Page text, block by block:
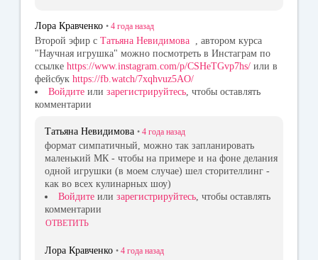
Лора Кравченко • 4 года назад
Второй эфир с Татьяна Невидимова
, автором курса
"Научная игрушка" можно посмотреть в Инстаграм по
ссылке https://www.instagram.com/p/CSHeTGvp7hs/ или в
фейсбук https://fb.watch/7xqhvuz5AO/
Войдите или зарегистрируйтесь , чтобы оставлять
комментарии
Татьяна Невидимова • 4 года назад
формат симпатичный, можно так запланировать
маленький МК - чтобы на примере и на фоне делания
одной игрушки (в моем случае) шел сторителлинг -
как во всех кулинарных шоу)
Войдите или зарегистрируйтесь, чтобы оставлять
комментарии
ОТВЕТИТЬ
Лора Кравченко • 4 года назад